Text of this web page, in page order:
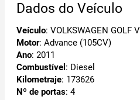
Dados do Veículo
Veículo: VOLKSWAGEN GOLF
Motor: Advance (105CV)
Ano: 2011
Combustível : Diesel
Kilometraje: 173626
Nº de portas: 4